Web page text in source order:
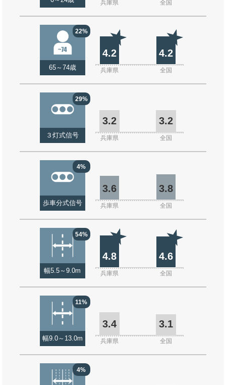
兵庫県 全国
22%
65～74歳
4.2 4.2
兵庫県 全国
29%
３灯式信号
3.2 3.2
兵庫県 全国
4%
歩車分式信号
3.6 3.8
兵庫県 全国
54%
幅5.5～9.0m
4.8 4.6
兵庫県 全国
11%
幅9.0～13.0m
3.4 3.1
兵庫県 全国
4%